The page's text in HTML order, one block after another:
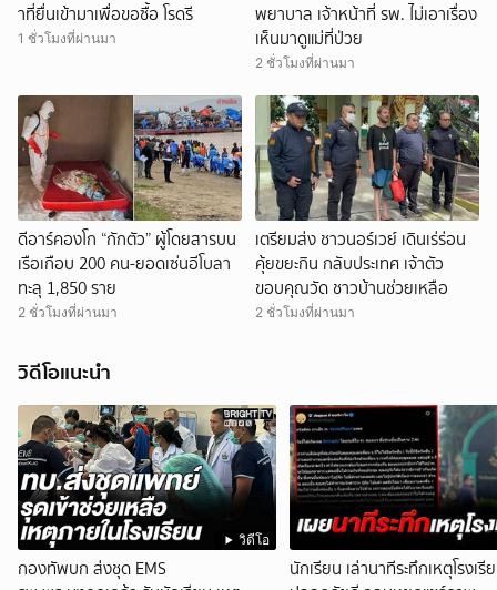
าที่ยื่นเข้ามาเพื่อขอซื้อ โรดรี
1 ชั่วโมงที่ผ่านมา
พยาบาล เจ้าหน้าที่ รพ. ไม่เอาเรื่อง
เห็นมาดูแม่ที่ป่วย
2 ชั่วโมงที่ผ่านมา
ดีอาร์คองโก “กักตัว” ผู้โดยสารบน
เรือเกือบ 200 คน-ยอดเซ่นอีโบลา
ทะลุ 1,850 ราย
2 ชั่วโมงที่ผ่านมา
เตรียมส่ง ชาวนอร์เวย์ เดินเร่ร่อน
คุ้ยขยะกิน กลับประเทศ เจ้าตัว
ขอบคุณวัด ชาวบ้านช่วยเหลือ
2 ชั่วโมงที่ผ่านมา
วิดีโอแนะนำ
วิดีโอ
กองทัพบก ส่งชุด EMS
นักเรียน เล่านาทีระทึกเหตุโรงเรี